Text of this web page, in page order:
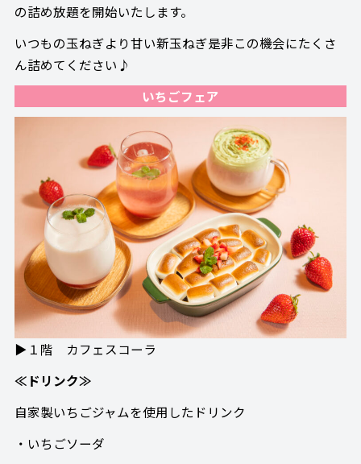
の詰め放題を開始いたします。
いつもの玉ねぎより甘い新玉ねぎ是非この機会にたくさ
ん詰めてください♪
いちごフェア
▶１階 カフェスコーラ
≪ドリンク≫
自家製いちごジャムを使用したドリンク
・いちごソーダ